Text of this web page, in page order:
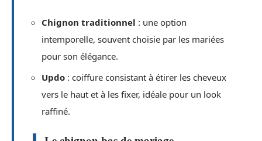
Chignon traditionnel : une option
intemporelle, souvent choisie par les mariées
pour son élégance.
Updo : coiffure consistant à étirer les cheveux
vers le haut et à les fixer, idéale pour un look
raffiné.